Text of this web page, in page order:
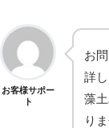
お客様サポー
ト
お
詳
藻
り